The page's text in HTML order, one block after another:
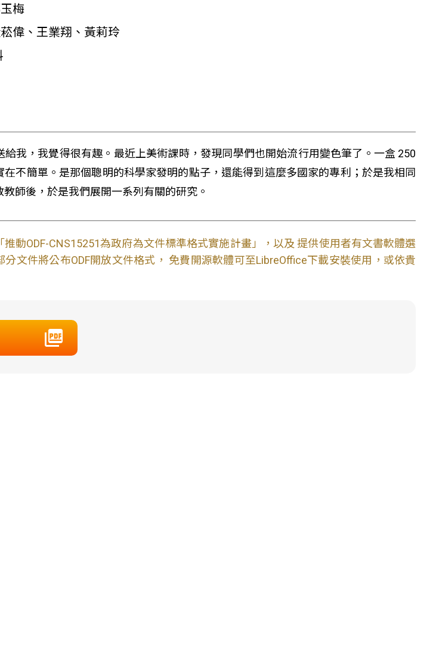
梅
偉、王業翔、黃莉玲
我，我覺得很有趣。最近上美術課時，發現同學們也開始流行用變色筆了。一盒 250
在不簡單。是那個聰明的科學家發明的點子，還能得到這麼多國家的專利；於是我相同
師後，於是我們展開一系列有關的研究。
推動ODF-CNS15251為政府為文件標準格式實施計畫」，以及 提供使用者有文書軟體選
文件將公布ODF開放文件格式， 免費開源軟體可至LibreOffice下載安裝使用，或依貴